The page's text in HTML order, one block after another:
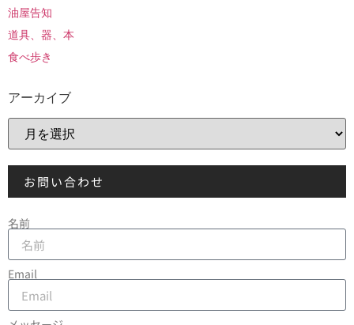
油屋告知
道具、器、本
食べ歩き
アーカイブ
お問い合わせ
名前
Email